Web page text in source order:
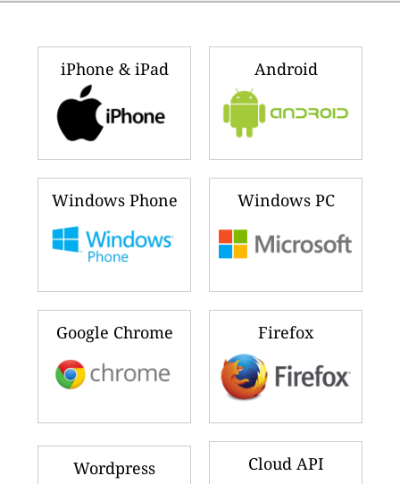
iPhone & iPad Android
Windows Phone Windows PC
Google Chrome Firefox
Wordpress Cloud API